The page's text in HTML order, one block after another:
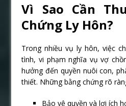
Vì Sao Cần
Chứng Ly Hôn?
Trong nhiều vụ ly hôn, việc
tình, vi phạm nghĩa vụ vợ
hưởng đến quyền nuôi con,
thiết. Những bằng chứng rõ
Bảo vệ quyền và lợi ích